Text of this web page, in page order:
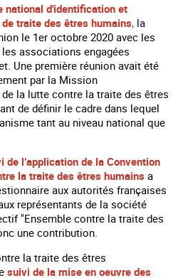
national d'identification et
traite des êtres humains, la
le 1er octobre 2020 avec les
associations engagées
Une première réunion avait été
par la Mission
la lutte contre la traite des êtres
de définir le cadre dans lequel
tant au niveau national que
de l’application de la Convention
la traite des êtres humains a
aux autorités françaises
représentants de la société
"Ensemble contre la traite des
une contribution.
la traite des êtres
suivi de la mise en oeuvre des